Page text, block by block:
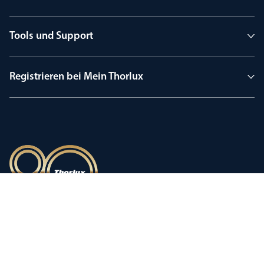
Tools und Support
Registrieren bei Mein Thorlux